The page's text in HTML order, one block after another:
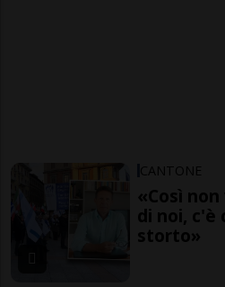
CANTONE
«Così
di noi, c'è
storto»